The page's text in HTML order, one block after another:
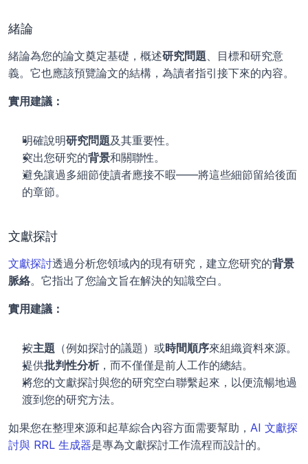
緒論
緒論為您的論文奠定基礎，概述研究問題、目標和研究意
義。它也應該預覽論文的結構，為讀者指引接下來的內容。
實用建議：
明確說明研究問題及其重要性。
突出您研究的背景和關聯性。
避免讓過多細節使讀者應接不暇——將這些細節留給後面
的章節。
文獻探討
文獻探討透過分析您領域內的現有研究，建立您研究的背景
脈絡。它指出了您論文旨在解決的知識空白。
實用建議：
按主題 （例如探討的議題）或時間順序來組織資料來源。
提供批判性分析，而不僅僅是前人工作的總結。
將您的文獻探討與您的研究空白聯繫起來，以便流暢地過
渡到您的研究方法。
如果您在整理來源和起草綜合內容方面需要幫助， AI 文獻探
討與 RRL 生成器是專為文獻探討工作流程而設計的。